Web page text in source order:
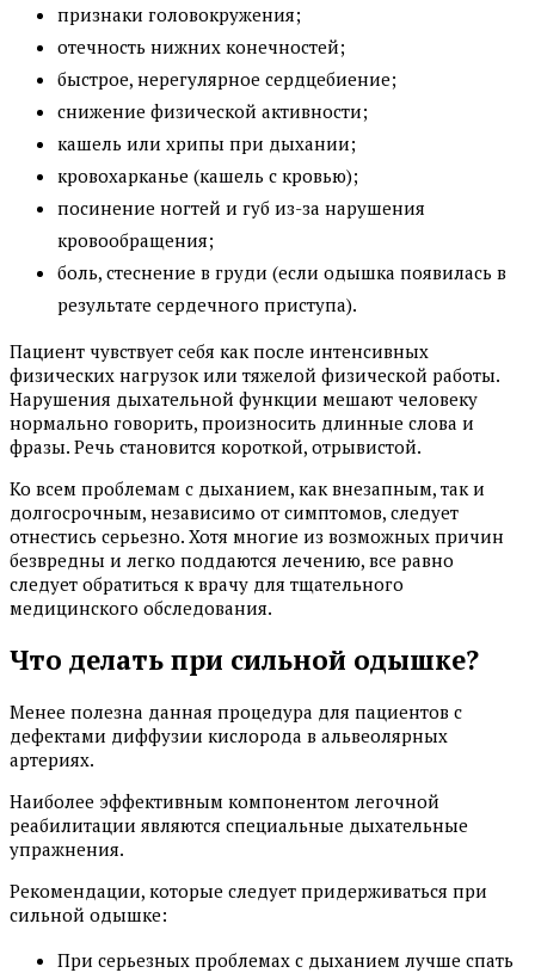
признаки головокружения;
отечность нижних конечностей;
быстрое, нерегулярное сердцебиение;
снижение физической активности;
кашель или хрипы при дыхании;
кровохарканье (кашель с кровью);
посинение ногтей и губ из-за нарушения
кровообращения;
боль, стеснение в груди (если одышка появилась в
результате сердечного приступа).
Пациент чувствует себя как после интенсивных
физических нагрузок или тяжелой физической работы.
Нарушения дыхательной функции мешают человеку
нормально говорить, произносить длинные слова и
фразы. Речь становится короткой, отрывистой.
Ко всем проблемам с дыханием, как внезапным, так и
долгосрочным, независимо от симптомов, следует
отнестись серьезно. Хотя многие из возможных причин
безвредны и легко поддаются лечению, все равно
следует обратиться к врачу для тщательного
медицинского обследования.
Что делать при сильной одышке?
Менее полезна данная процедура для пациентов с
дефектами диффузии кислорода в альвеолярных
артериях.
Наиболее эффективным компонентом легочной
реабилитации являются специальные дыхательные
упражнения.
Рекомендации, которые следует придерживаться при
сильной одышке:
При серьезных проблемах с дыханием лучше спать